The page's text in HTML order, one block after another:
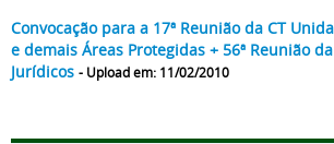
Convocação para a 17ª Reunião da CT
e demais Áreas Protegidas + 56ª Reunião
Jurídicos - Upload em: 11/02/2010